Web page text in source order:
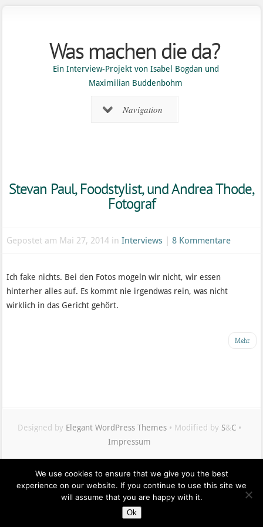
Was machen die da?
Ein Interview-Projekt von Isabel Bogdan und
Maximilian Buddenbohm
Navigation
Stevan Paul, Foodstylist, und Andrea Thode,
Fotograf
Gepostet am Mai 27, 2014 inInterviews |8 Kommentare
Ich fake nichts. Bei den Fotos mogeln wir nicht, wir essen
hinterher alles auf. Es kommt nie irgendwas rein, was nicht
wirklich in das Gericht gehört.
Mehr
Designed by Elegant WordPress Themes• Modified by S&C•
Impressum
We use cookies to ensure that we give you the best
experience on our website. If you continue to use this site we
will assume that you are happy with it.
Ok